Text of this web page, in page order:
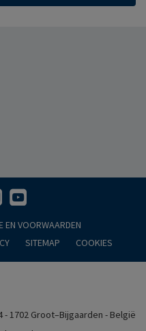
EN VOORWAARDEN
SITEMAP COOKIES
- 1702 Groot–Bijgaarden - België